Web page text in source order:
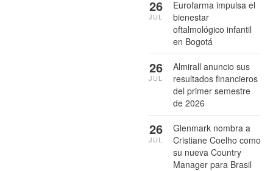
Eurofarma impulsa el
bienestar
oftalmológico infantil
en Bogotá
26
JUL
Almirall anuncio sus
resultados financieros
del primer semestre
de 2026
26
JUL
Glenmark nombra a
Cristiane Coelho como
su nueva Country
Manager para Brasil
26
JUL